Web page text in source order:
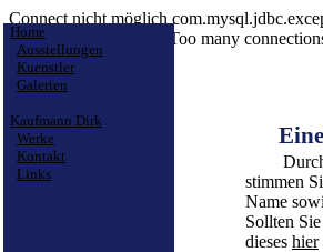
Connect nicht möglich
message from server: "Too many
Home
Ausstellungen
Kuenstler
Galerien
Kaufmann Dirk
Werke
Kontakt
Links
stimmen
Name
Sollten
dieses hier